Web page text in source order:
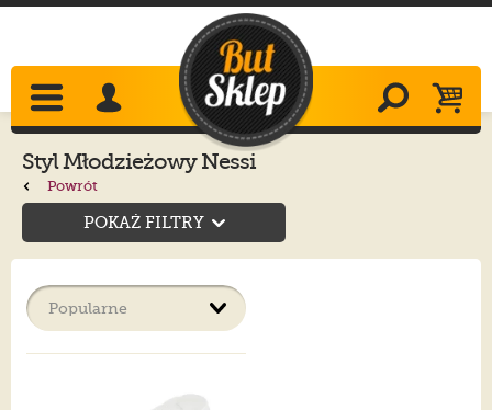
Styl Młodzieżowy Nessi
Powrót
POKAŻ FILTRY